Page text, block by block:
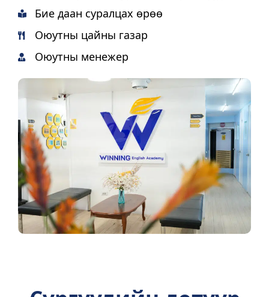
Бие даан суралцах өрөө
Оюутны цайны газар
Оюутны менежер